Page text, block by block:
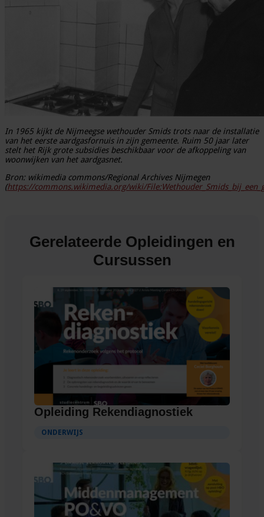
In 1965 kijkt de Nijmeegse wethouder Smids trots naar de installatie
van het eerste aardgasfornuis in zijn gemeente. Ruim 50 jaar later
stelt het Rijk grote subsidies beschikbaar voor de afkoppeling van
woonwijken van het aardgasnet.
Bron: wikimedia commons/Regional Archives Nijmegen
(https://commons.wikimedia.org/wiki/
Gerelateerde Opleidingen en
Cursussen
Opleiding Rekendiagnostiek
ONDERWIJS